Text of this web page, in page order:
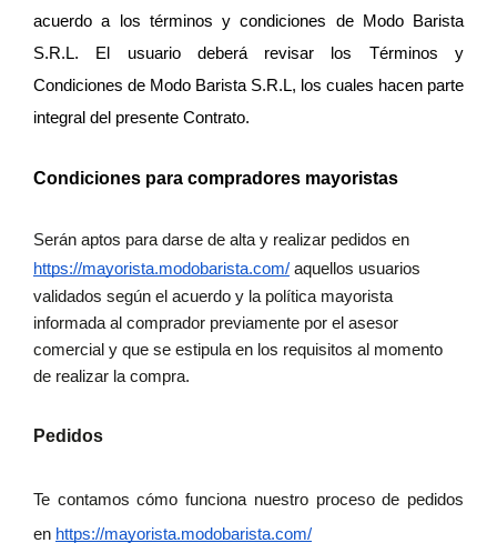
acuerdo a los términos y condiciones de Modo Barista
S.R.L. El usuario deberá revisar los Términos y
Condiciones de Modo Barista S.R.L, los cuales hacen parte
integral del presente Contrato.
Condiciones para compradores mayoristas
Serán aptos para darse de alta y realizar pedidos en
https://mayorista.modobarista.com/ aquellos usuarios
validados según el acuerdo y la política mayorista
informada al comprador previamente por el asesor
comercial y que se estipula en los requisitos al momento
de realizar la compra.
Pedidos
Te contamos cómo funciona nuestro proceso de pedidos
en https://mayorista.modobarista.com/